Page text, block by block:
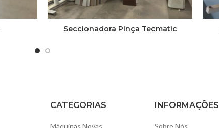
Seccionadora Pinça Tecmatic
CATEGORIAS
Máquinas Novas
INFORMAÇÕES
Sobre Nós